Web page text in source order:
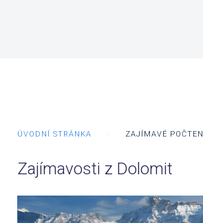
ÚVODNÍ STRÁNKA ZAJÍMAVÉ POČTENÍ
Zajímavosti z Dolomit